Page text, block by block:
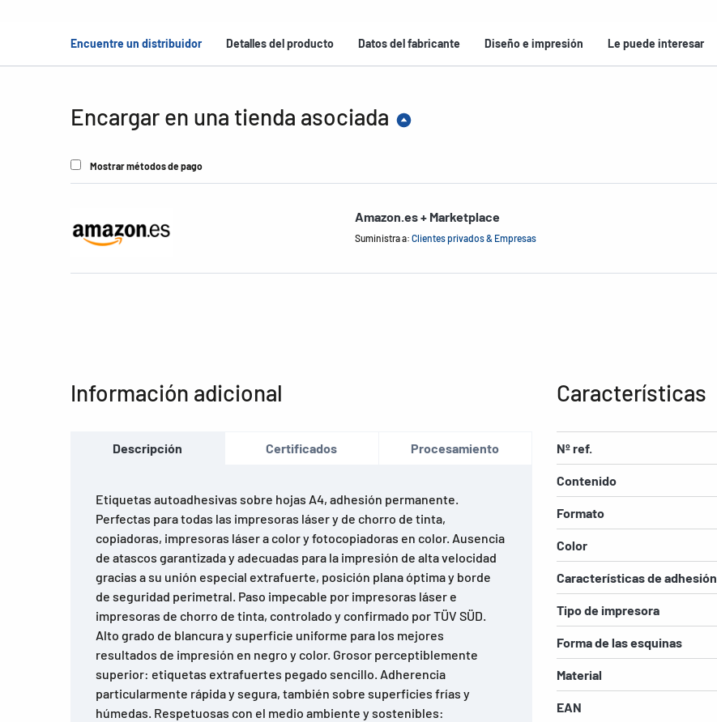
Encuentre un distribuidor Detalles del producto Datos del fabricante Diseño e impresión Le puede interesar
Encargar en una tienda asociada
Mostrar métodos de pago
Amazon.es + Marketplace
Suministra a: Clientes privados & Empresas
Información adicional
Descripción Certificados Procesamiento
Etiquetas autoadhesivas sobre hojas A4, adhesión permanente.
Perfectas para todas las impresoras láser y de chorro de tinta,
copiadoras, impresoras láser a color y fotocopiadoras en color. Ausencia
de atascos garantizada y adecuadas para la impresión de alta velocidad
gracias a su unión especial extrafuerte, posición plana óptima y borde
de seguridad perimetral. Paso impecable por impresoras láser e
impresoras de chorro de tinta, controlado y confirmado por TÜV SÜD.
Alto grado de blancura y superficie uniforme para los mejores
resultados de impresión en negro y color. Grosor perceptiblemente
superior: etiquetas extrafuertes pegado sencillo. Adherencia
particularmente rápida y segura, también sobre superficies frías y
húmedas. Respetuosas con el medio ambiente y sostenibles:
Características
Nº ref.
Contenido
Formato
Color
Características de adhesión
Tipo de impresora
Forma de las esquinas
Material
EAN